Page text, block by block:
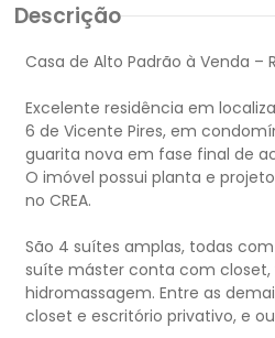
Descrição
Casa de Alto Padrão à Venda –
Excelente residência em
6 de Vicente Pires, em
guarita nova em fase final de
O imóvel possui planta e
no CREA.
São 4 suítes amplas, todas
suíte máster conta com closet,
hidromassagem. Entre as
closet e escritório privativo, e